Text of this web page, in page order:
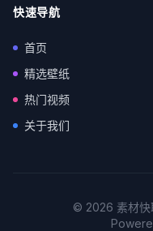
快速导航
首页
精选壁纸
热门视频
关于我们
© 2026 素材快